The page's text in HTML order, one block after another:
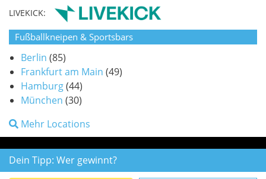
LIVEKICK:
Fußballkneipen & Sportsbars
Berlin (85)
Frankfurt am Main (49)
Hamburg(44)
München (30)
Mehr Locations
Dein Tipp: Wer gewinnt?